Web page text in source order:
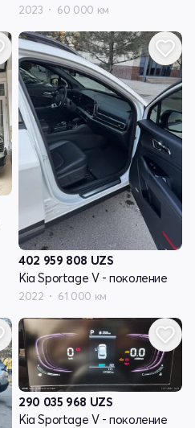
2023 60 000 км
402 959 808 UZS
Kia Sportage V - поколение
2022 61 000 км
290 035 968 UZS
Kia Sportage V - поколение